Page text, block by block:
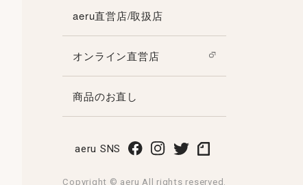
aeru直営店/取扱店
オンライン直営店
商品のお直し
aeru SNS
Copyright © aeru All rights reserved.